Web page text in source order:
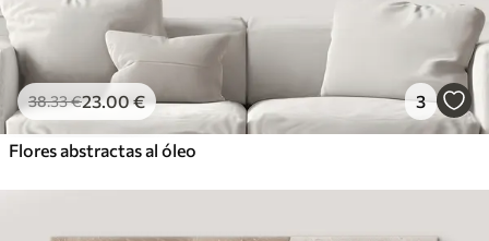
38.33€23.00€ 3
Flores abstractas al óleo